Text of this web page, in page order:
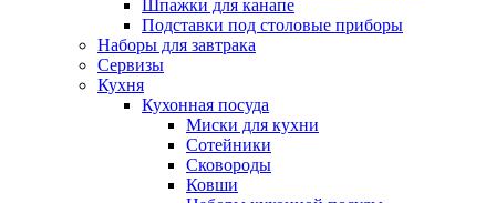
Шпажки для канапе
Подставки под столовые приборы
Наборы для завтрака
Сервизы
Кухня
Кухонная посуда
Миски для кухни
Сотейники
Сковороды
Ковши